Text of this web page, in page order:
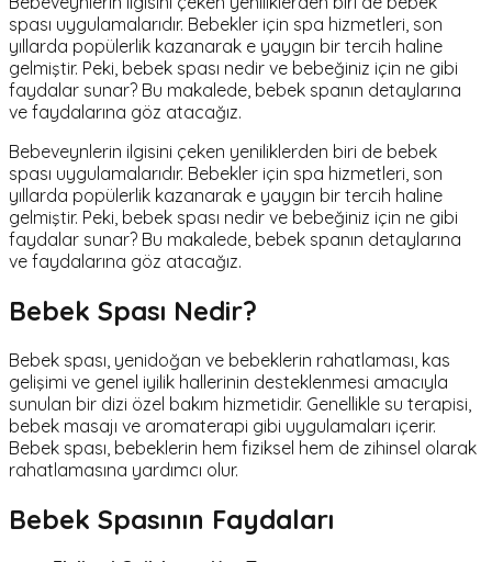
spası uygulamalarıdır. Bebekler için spa hizmetleri, son
yıllarda popülerlik kazanarak e yaygın bir tercih haline
gelmiştir. Peki, bebek spası nedir ve bebeğiniz için ne gibi
faydalar sunar? Bu makalede, bebek spanın detaylarına
ve faydalarına göz atacağız.
Bebeveynlerin ilgisini çeken yeniliklerden biri de bebek
spası uygulamalarıdır. Bebekler için spa hizmetleri, son
yıllarda popülerlik kazanarak e yaygın bir tercih haline
gelmiştir. Peki, bebek spası nedir ve bebeğiniz için ne gibi
faydalar sunar? Bu makalede, bebek spanın detaylarına
ve faydalarına göz atacağız.
Bebek Spası Nedir?
Bebek spası, yenidoğan ve bebeklerin rahatlaması, kas
gelişimi ve genel iyilik hallerinin desteklenmesi amacıyla
sunulan bir dizi özel bakım hizmetidir. Genellikle su terapisi,
bebek masajı ve aromaterapi gibi uygulamaları içerir.
Bebek spası, bebeklerin hem fiziksel hem de zihinsel olarak
rahatlamasına yardımcı olur.
Bebek Spasının Faydaları